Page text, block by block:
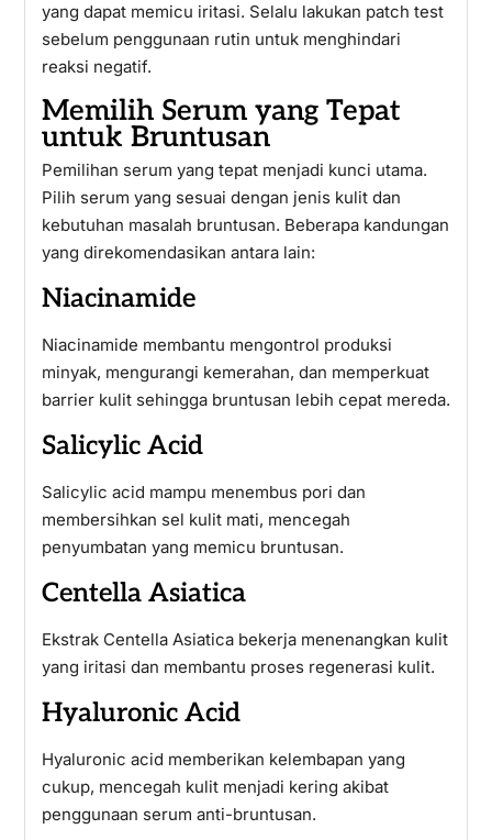
yang dapat memicu iritasi. Selalu lakukan patch test
sebelum penggunaan rutin untuk menghindari
reaksi negatif.
Memilih Serum yang Tepat
untuk Bruntusan
Pemilihan serum yang tepat menjadi kunci utama.
Pilih serum yang sesuai dengan jenis kulit dan
kebutuhan masalah bruntusan. Beberapa kandungan
yang direkomendasikan antara lain:
Niacinamide
Niacinamide membantu mengontrol produksi
minyak, mengurangi kemerahan, dan memperkuat
barrier kulit sehingga bruntusan lebih cepat mereda.
Salicylic Acid
Salicylic acid mampu menembus pori dan
membersihkan sel kulit mati, mencegah
penyumbatan yang memicu bruntusan.
Centella Asiatica
Ekstrak Centella Asiatica bekerja menenangkan kulit
yang iritasi dan membantu proses regenerasi kulit.
Hyaluronic Acid
Hyaluronic acid memberikan kelembapan yang
cukup, mencegah kulit menjadi kering akibat
penggunaan serum anti-bruntusan.